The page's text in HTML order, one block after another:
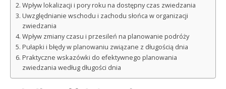
Wpływ lokalizacji i pory roku na dostępny czas zwiedzania
Uwzględnianie wschodu i zachodu słońca w organizacji
zwiedzania
Wpływ zmiany czasu i przesileń na planowanie podróży
Pułapki i błędy w planowaniu związane z długością dnia
Praktyczne wskazówki do efektywnego planowania
zwiedzania według długości dnia